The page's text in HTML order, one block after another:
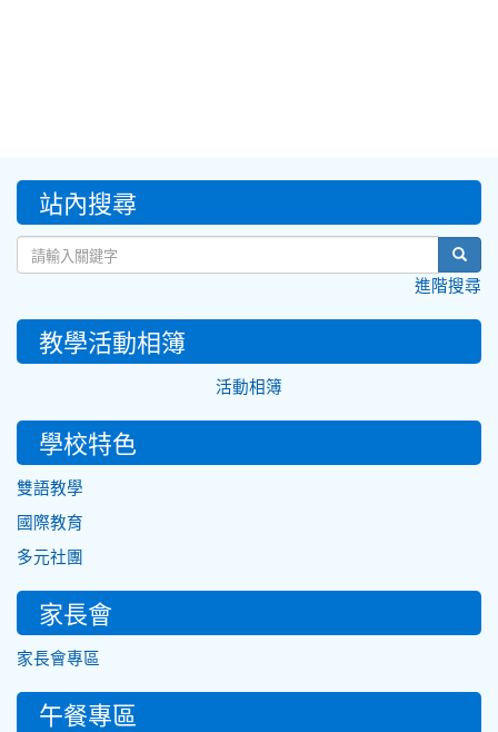
::: 站內搜尋
進階搜尋
教學活動相簿
活動相簿
學校特色
雙語教學
國際教育
多元社團
家長會
家長會專區
午餐專區